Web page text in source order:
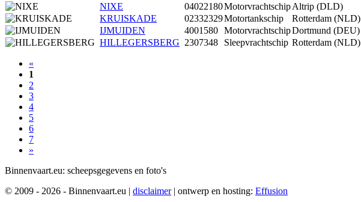
NIXE
04022180MotorvrachtschipAltrip (DLD)
KRUISKADE
02332329Motortankschip Rotterdam (NLD)
IJMUIDEN
4001580 MotorvrachtschipDortmund (DEU)
HILLEGERSBERG 2307348 Sleepvrachtschip Rotterdam (NLD)
«
1
2
3
4
5
6
7
»
Binnenvaart.eu: scheepsgegevens en foto's
© 2009 - 2026 - Binnenvaart.eu | disclaimer | ontwerp en hosting: Effusion